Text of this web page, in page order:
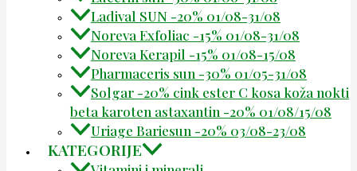
Ladival SUN -20% 01/08-31/08
Noreva Exfoliac -15% 01/08-31/08
Noreva Kerapil -15% 01/08-15/08
Pharmaceris sun -30% 01/05-31/08
Solgar -20% cink ester C kosa koža nokti
beta karoten astaxantin -20% 01/08/15/08
Uriage Bariesun -20% 03/08-23/08
KATEGORIJE